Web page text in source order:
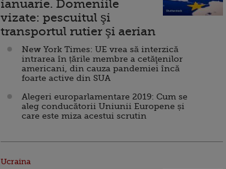
ianuarie. Domeniile
vizate: pescuitul şi
transportul rutier şi aerian
New York Times: UE vrea să interzică
intrarea în țările membre a cetăţenilor
americani, din cauza pandemiei încă
foarte active din SUA
Alegeri europarlamentare 2019: Cum se
aleg conducătorii Uniunii Europene și
care este miza acestui scrutin
Ucraina